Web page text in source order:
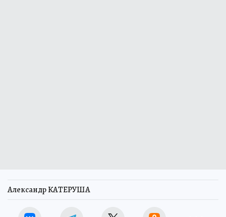
Александр КАТЕРУША